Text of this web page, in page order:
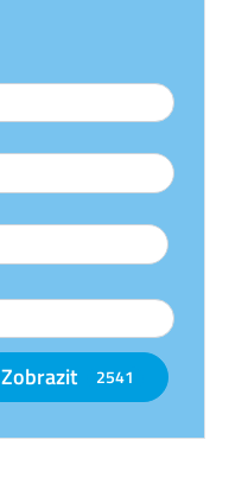
Zobrazit 2541